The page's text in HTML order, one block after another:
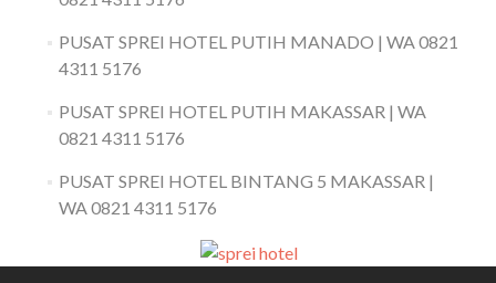
PUSAT SPREI HOTEL PUTIH MANADO | WA 0821
4311 5176
PUSAT SPREI HOTEL PUTIH MAKASSAR | WA
0821 4311 5176
PUSAT SPREI HOTEL BINTANG 5 MAKASSAR |
WA 0821 4311 5176